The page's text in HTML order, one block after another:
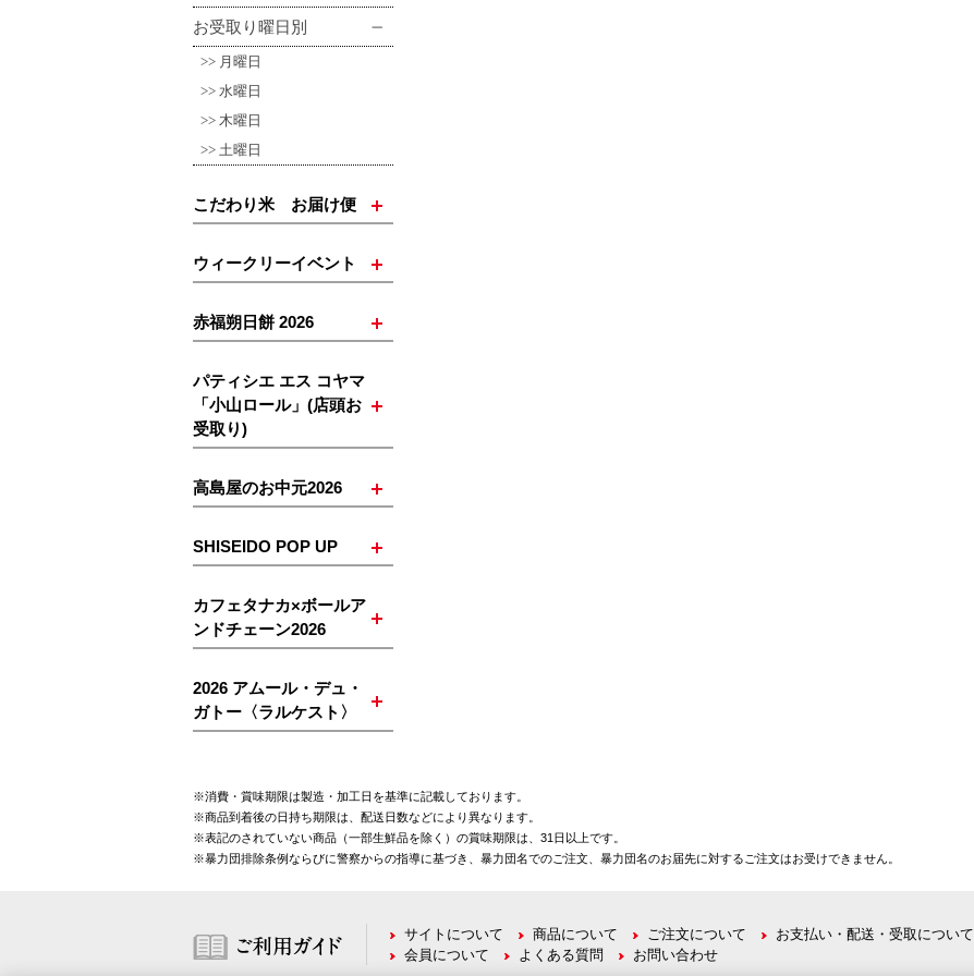
お受取り曜日別
月曜日
水曜日
木曜日
土曜日
こだわり米 お届け便
ウィークリーイベント
赤福朔日餅 2026
パティシエ エス コヤマ
「小山ロール」(店頭お
受取り)
高島屋のお中元2026
SHISEIDO POP UP
カフェタナカ×ボールア
ンドチェーン2026
2026 アムール・デュ・
ガトー〈ラルケスト〉
※消費・賞味期限は製造・加工日を基準に記載しております。
※商品到着後の日持ち期限は、配送日数などにより異なります。
※表記のされていない商品（一部生鮮品を除く）の賞味期限は、31日以上です。
※暴力団排除条例ならびに警察からの指導に基づき、暴力団名でのご注文、暴力団名のお届先に対するご注文はお受けできません。
サイトについて 商品について ご注文について お支払い・配送・受取について
会員について
よくある質問 お問い合わせ